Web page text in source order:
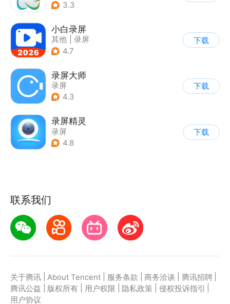
3.3
小白录屏
其他
录屏
4.7
下载
录屏大师
录屏
4.3
下载
录屏精灵
录屏
4.8
下载
联系我们
关于腾讯 About Tencent 服务条款 商务洽谈 腾讯招聘
腾讯公益
版权所有 用户权限 隐私政策 侵权投诉指引
用户协议